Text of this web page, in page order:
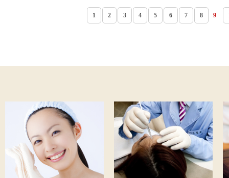
1 2 3 4 5 6 7 8 9